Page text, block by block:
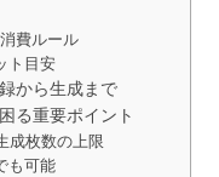
費ルール
ト目安
から生成まで
る重要ポイント
成枚数の上限
も可能